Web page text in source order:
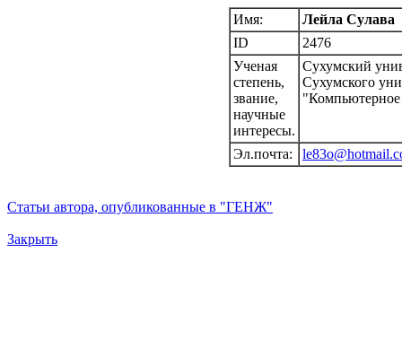
Имя:
Лейла Сулава
ID
2476
Ученая
степень,
звание,
научные
интересы.
Сухумский
Сухумского
Эл.почта:
Статьи автора, опубликованные в "ГЕНЖ"
Закрыть